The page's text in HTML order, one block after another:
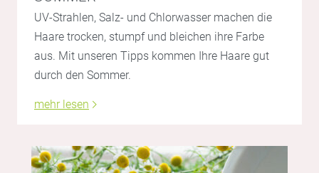
UV-Strahlen, Salz- und Chlorwasser machen die
Haare trocken, stumpf und bleichen ihre Farbe
aus. Mit unseren Tipps kommen Ihre Haare gut
durch den Sommer.
mehr lesen